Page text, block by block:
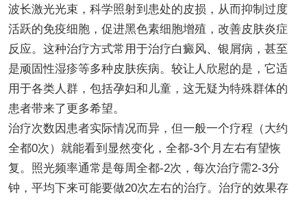
波长激光光束，科学照射到患处的皮损，从而抑制过度
活跃的免疫细胞，促进黑色素细胞增殖，改善皮肤炎症
反应。这种治疗方式常用于治疗白癜风、银屑病，甚至
是顽固性湿疹等多种皮肤疾病。较让人欣慰的是，它适
用于各类人群，包括孕妇和儿童，这无疑为特殊群体的
患者带来了更多希望。
治疗次数因患者实际情况而异，但一般一个疗程（大约
全都0次）就能看到显然变化，全都-3个月左右有望恢
复。照光频率通常是每周全都-2次，每次治疗需2-3分
钟，平均下来可能要做20次左右的治疗。治疗的效果存